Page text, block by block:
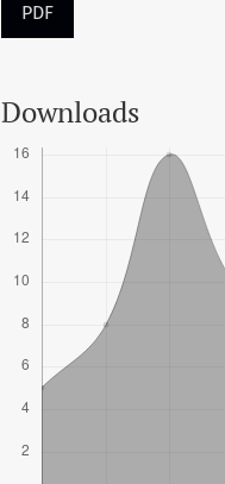
PDF
Downloads